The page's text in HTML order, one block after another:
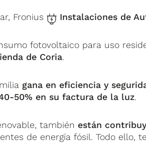
Fronius Instalaciones de
fotovoltaico para uso
de Coria.
gana en eficiencia y
50% en su factura de la luz.
también están
de energía fósil. Todo ello,